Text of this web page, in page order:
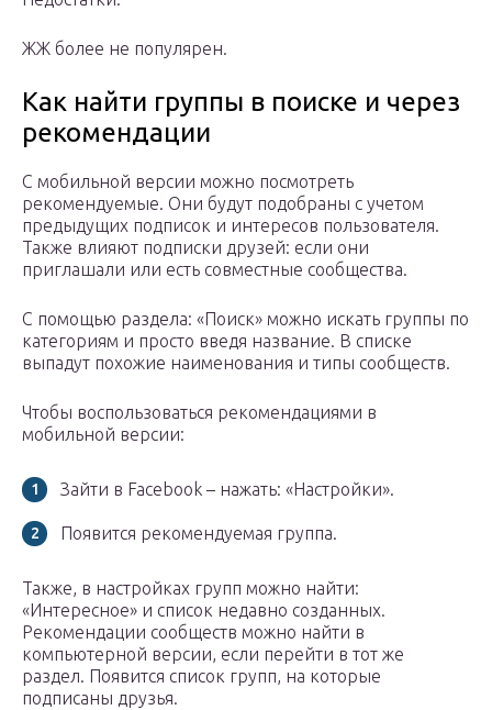
ЖЖ более не популярен.
Как найти группы в поиске и через
рекомендации
С мобильной версии можно посмотреть
рекомендуемые. Они будут подобраны с учетом
предыдущих подписок и интересов пользователя.
Также влияют подписки друзей: если они
приглашали или есть совместные сообщества.
С помощью раздела: «Поиск» можно искать группы по
категориям и просто введя название. В списке
выпадут похожие наименования и типы сообществ.
Чтобы воспользоваться рекомендациями в
мобильной версии:
Зайти в Facebook – нажать: «Настройки».
Появится рекомендуемая группа.
Также, в настройках групп можно найти:
«Интересное» и список недавно созданных.
Рекомендации сообществ можно найти в
компьютерной версии, если перейти в тот же
раздел. Появится список групп, на которые
подписаны друзья.